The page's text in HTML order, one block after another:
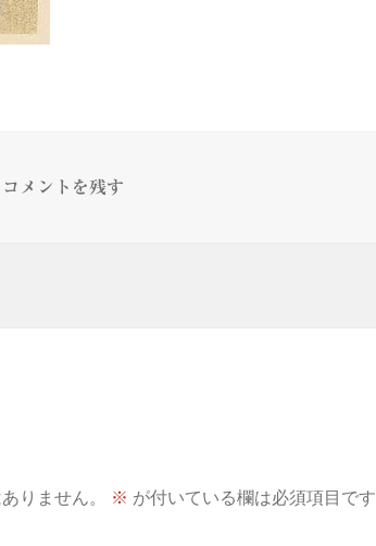
51UF2ZErj4L._AC_CR0,0,0,0_SX615_SY462_ に
コメントを残す
りません。 ※ が付いている欄は必須項目です